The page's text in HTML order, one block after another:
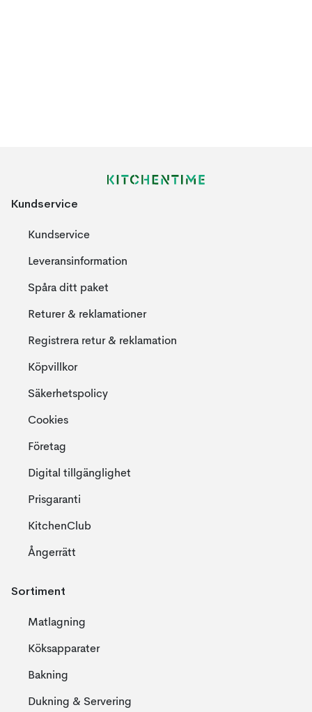
Kundservice
Kundservice
Leveransinformation
Spåra ditt paket
Returer & reklamationer
Registrera retur & reklamation
Köpvillkor
Säkerhetspolicy
Cookies
Företag
Digital tillgänglighet
Prisgaranti
KitchenClub
Ångerrätt
Sortiment
Matlagning
Köksapparater
Bakning
Dukning & Servering